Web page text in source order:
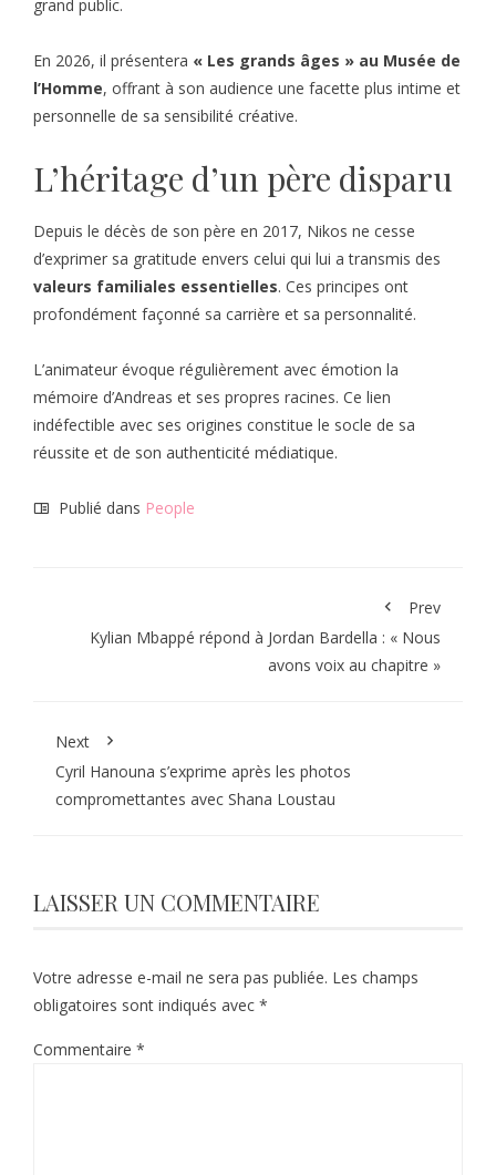
grand public.
En 2026, il présentera « Les grands âges » au Musée de
l’Homme, offrant à son audience une facette plus intime et
personnelle de sa sensibilité créative.
L’héritage d’un père disparu
Depuis le décès de son père en 2017, Nikos ne cesse
d’exprimer sa gratitude envers celui qui lui a transmis des
valeurs familiales essentielles. Ces principes ont
profondément façonné sa carrière et sa personnalité.
L’animateur évoque régulièrement avec émotion la
mémoire d’Andreas et ses propres racines. Ce lien
indéfectible avec ses origines constitue le socle de sa
réussite et de son authenticité médiatique.
Publié dans People
Prev
Kylian Mbappé répond à Jordan Bardella : « Nous
avons voix au chapitre »
Next
Cyril Hanouna s’exprime après les photos
compromettantes avec Shana Loustau
LAISSER UN COMMENTAIRE
Votre adresse e-mail ne sera pas publiée. Les champs
obligatoires sont indiqués avec *
Commentaire *